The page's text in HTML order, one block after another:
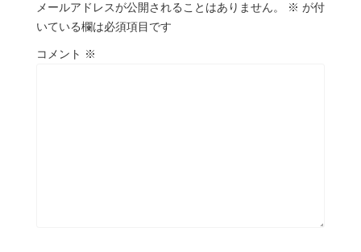
メールアドレスが公開されることはありません。 ※ が付
いている欄は必須項目です
コメント ※